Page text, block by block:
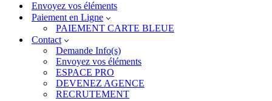
Envoyez vos éléments
Paiement en Ligne
PAIEMENT CARTE BLEUE
Contact
Demande Info(s)
Envoyez vos éléments
ESPACE PRO
DEVENEZ AGENCE
RECRUTEMENT